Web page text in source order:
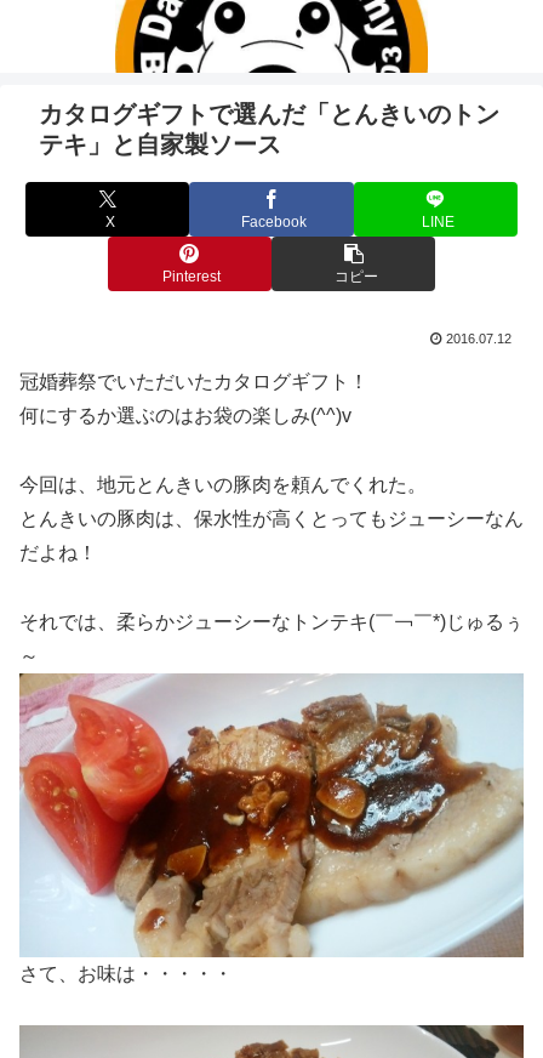
カタログギフトで選んだ「とんきいのトン
テキ」と自家製ソース
X Facebook LINE
Pinterest コピー
2016.07.12
冠婚葬祭でいただいたカタログギフト！
何にするか選ぶのはお袋の楽しみ(^^)v
今回は、地元とんきいの豚肉を頼んでくれた。
とんきいの豚肉は、保水性が高くとってもジューシーなん
だよね！
それでは、柔らかジューシーなトンテキ(￣￢￣*)じゅるぅ
～
さて、お味は・・・・・